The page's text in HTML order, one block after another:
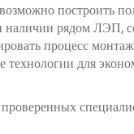
построить
наличии рядом ЛЭП,
процесс
для